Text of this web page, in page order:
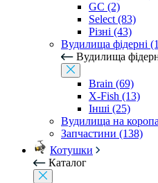
GC (2)
Select (83)
Різні (43)
Вудилища фідерні
Вудилища
Brain (69)
X-Fish (13)
Інші (25)
Вудилища на
Запчастини (138)
Котушки
Каталог